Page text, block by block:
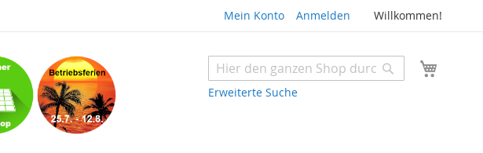
Mein Konto Anmelden Willkommen!
Suche
Erweiterte Suche
Suche